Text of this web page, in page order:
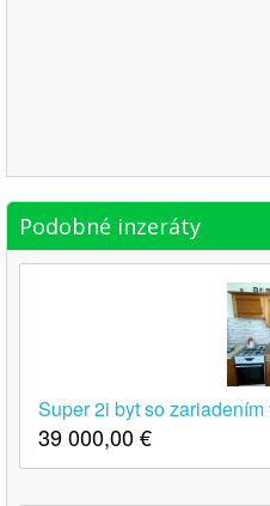
Podobné inzeráty
Super 2i byt so
39 000,00€